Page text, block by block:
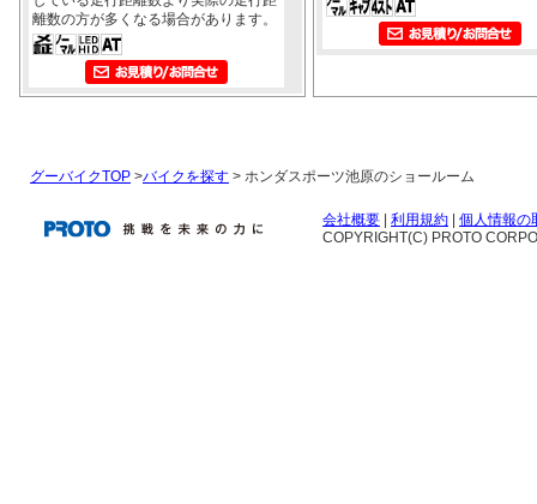
離数の方が多くなる場合があります。
グーバイクTOP >バイクを探す > ホンダスポーツ池原のショールーム
会社概要 | 利用規約 | 個人情報の
COPYRIGHT(C) PROTO